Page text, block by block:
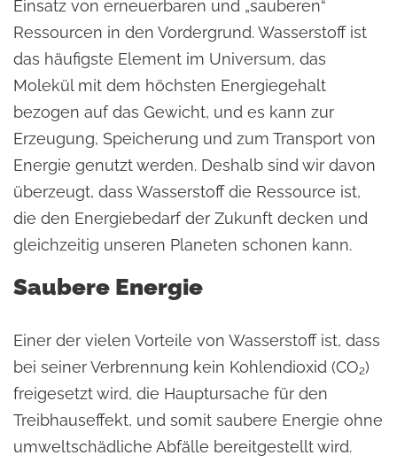
Einsatz von erneuerbaren und „sauberen“
Ressourcen in den Vordergrund. Wasserstoff ist
das häufigste Element im Universum, das
Molekül mit dem höchsten Energiegehalt
bezogen auf das Gewicht, und es kann zur
Erzeugung, Speicherung und zum Transport von
Energie genutzt werden. Deshalb sind wir davon
überzeugt, dass Wasserstoff die Ressource ist,
die den Energiebedarf der Zukunft decken und
gleichzeitig unseren Planeten schonen kann.
Saubere Energie
Einer der vielen Vorteile von Wasserstoff ist, dass
bei seiner Verbrennung kein Kohlendioxid (CO₂)
freigesetzt wird, die Hauptursache für den
Treibhauseffekt, und somit saubere Energie ohne
umweltschädliche Abfälle bereitgestellt wird.